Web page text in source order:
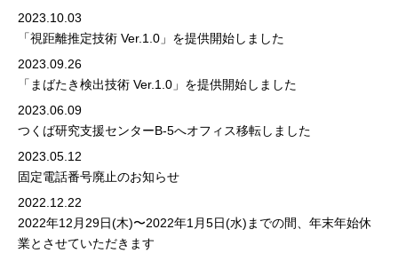
2023.10.03
「視距離推定技術 Ver.1.0」を提供開始しました
2023.09.26
「まばたき検出技術 Ver.1.0」を提供開始しました
2023.06.09
つくば研究支援センターB-5へオフィス移転しました
2023.05.12
固定電話番号廃止のお知らせ
2022.12.22
2022年12月29日(木)〜2022年1月5日(水)までの間、年末年始休
業とさせていただきます